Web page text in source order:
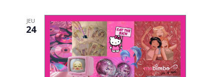
JEU
24